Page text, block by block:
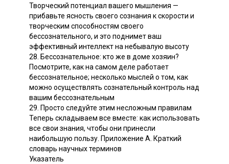
Творческий потенциал вашего мышления —
прибавьте ясность своего сознания к скорости и
творческим способностям своего
бессознательного, и это поднимет ваш
эффективный интеллект на небывалую высоту
28. Бессознательное: кто же в доме хозяин?
Посмотрите, как на самом деле работает
бессознательное; несколько мыслей о том, как
можно осуществлять сознательный контроль над
вашим бессознательным
29. Просто следуйте этим несложным правилам
Теперь складываем все вместе: как использовать
все свои знания, чтобы они принесли
наибольшую пользу. Приложение А. Краткий
словарь научных терминов
Указатель